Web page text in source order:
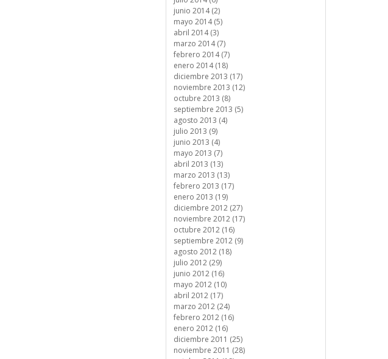
junio 2014 (2)
mayo 2014 (5)
abril 2014 (3)
marzo 2014 (7)
febrero 2014 (7)
enero 2014 (18)
diciembre 2013 (17)
noviembre 2013 (12)
octubre 2013 (8)
septiembre 2013 (5)
agosto 2013 (4)
julio 2013 (9)
junio 2013 (4)
mayo 2013 (7)
abril 2013 (13)
marzo 2013 (13)
febrero 2013 (17)
enero 2013 (19)
diciembre 2012 (27)
noviembre 2012 (17)
octubre 2012 (16)
septiembre 2012 (9)
agosto 2012 (18)
julio 2012 (29)
junio 2012 (16)
mayo 2012 (10)
abril 2012 (17)
marzo 2012 (24)
febrero 2012 (16)
enero 2012 (16)
diciembre 2011 (25)
noviembre 2011 (28)